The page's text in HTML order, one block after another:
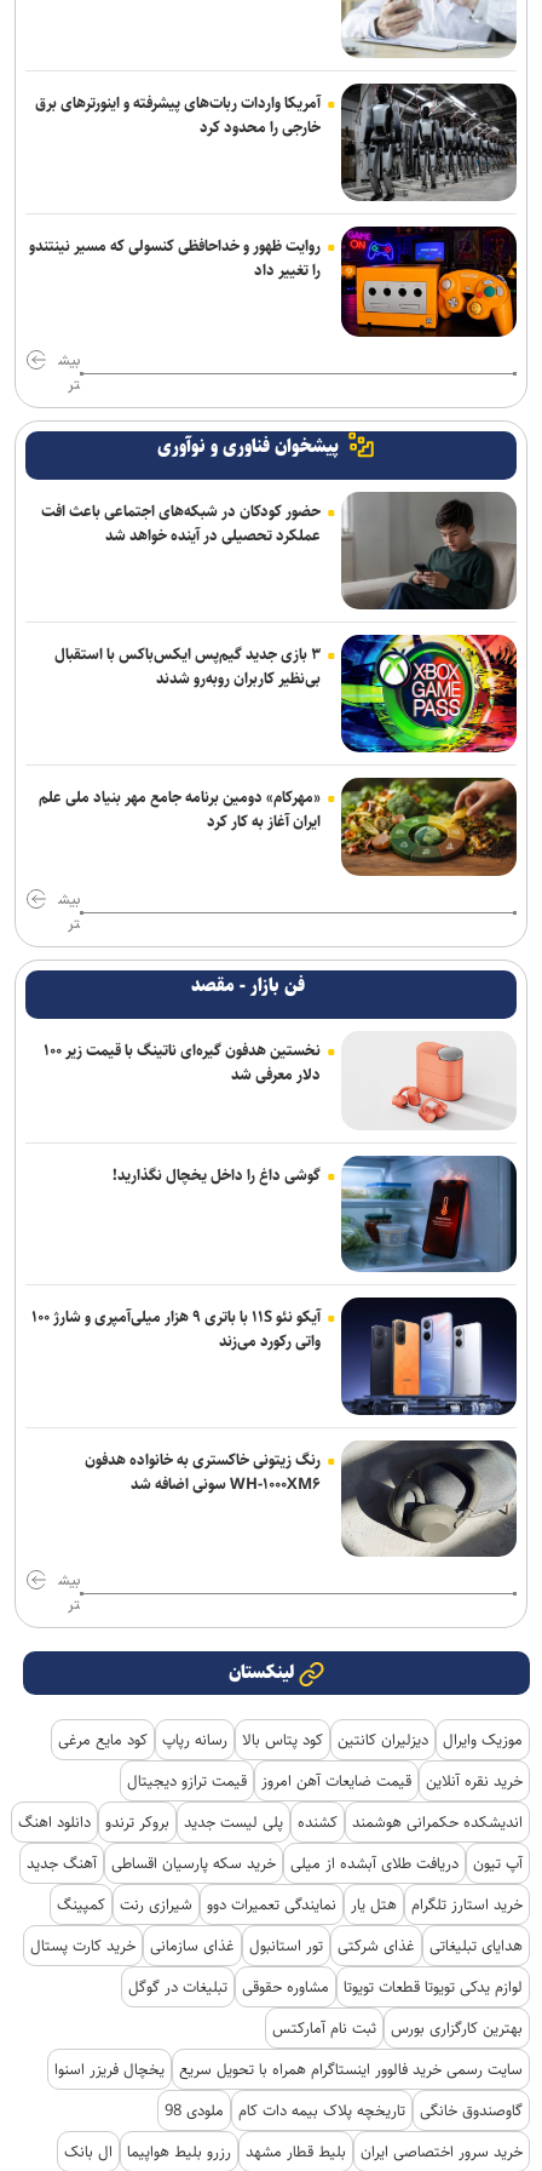
آمریکا واردات ربات‌های پیشرفته و اینورترهای برق
خارجی را محدود کرد
روایت ظهور و خداحافظی کنسولی که مسیر نینتندو
را تغییر داد
بیش
تر
پیشخوان فناوری و نوآوری
حضور کودکان در شبکه‌های اجتماعی باعث افت
عملکرد تحصیلی در آینده خواهد شد
۳ بازی جدید گیم‌پس ایکس‌باکس با استقبال
بی‌نظیر کاربران روبه‌رو شدند
«مهرکام» دومین برنامه جامع مهر بنیاد ملی علم
ایران آغاز به کار کرد
بیش
تر
فن بازار - مقصد
نخستین هدفون گیره‌ای ناتینگ با قیمت زیر ۱۰۰
دلار معرفی شد
گوشی داغ را داخل یخچال نگذارید!
آیکو نئو ۱۱S با باتری ۹ هزار میلی‌آمپری و شارژ ۱۰۰
واتی رکورد می‌زند
رنگ زیتونی خاکستری به خانواده هدفون
WH-۱۰۰۰XM۶ سونی اضافه شد
بیش
تر
لینکستان
موزیک وایرال دیزلیران کانتین کود پتاس بالا رسانه رپاپ کود مایع مرغی
خرید نقره آنلاین قیمت ضایعات آهن امروز
قیمت ترازو دیجیتال
اندیشکده حکمرانی هوشمند کشنده پلی لیست جدید بروکر ترندو دانلود اهنگ
آپ تیون دریافت طلای آبشده از میلی خرید سکه پارسیان اقساطی آهنگ جدید
خرید استارز تلگرام هتل یار نمایندگی تعمیرات دوو شیرازی رنت کمپینگ
هدایای تبلیغاتی
غذای شرکتی تور استانبول غذای سازمانی خرید کارت پستال
لوازم یدکی تویوتا قطعات تویوتا
مشاوره حقوقی تبلیغات در گوگل
بهترین کارگزاری بورس ثبت نام آمارکتس
سایت رسمی خرید فالوور اینستاگرام همراه با تحویل سریع یخچال فریزر اسنوا
گاوصندوق خانگی تاریخچه پلاک بیمه دات کام
ملودی 98
خرید سرور اختصاصی ایران
بلیط قطار مشهد رزرو بلیط هواپیما ال بانک